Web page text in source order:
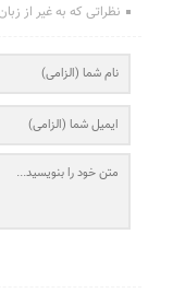
نظراتی که به غیر از